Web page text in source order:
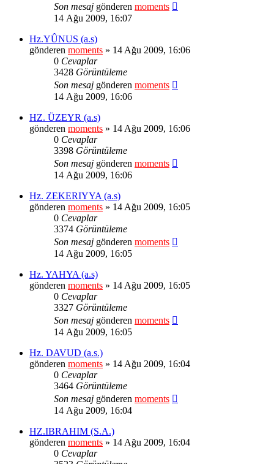
Son mesaj gönderen moments
14 Ağu 2009, 16:07
Hz.YÛNUS (a.s)
gönderen moments » 14 Ağu 2009, 16:06
0 Cevaplar
3428 Görüntüleme
Son mesaj gönderen moments
14 Ağu 2009, 16:06
HZ. ÜZEYR (a.s)
gönderen moments » 14 Ağu 2009, 16:06
0 Cevaplar
3398 Görüntüleme
Son mesaj gönderen moments
14 Ağu 2009, 16:06
Hz. ZEKERIYYA (a.s)
gönderen moments » 14 Ağu 2009, 16:05
0 Cevaplar
3374 Görüntüleme
Son mesaj gönderen moments
14 Ağu 2009, 16:05
Hz. YAHYA (a.s)
gönderen moments » 14 Ağu 2009, 16:05
0 Cevaplar
3327 Görüntüleme
Son mesaj gönderen moments
14 Ağu 2009, 16:05
Hz. DAVUD (a.s.)
gönderen moments » 14 Ağu 2009, 16:04
0 Cevaplar
3464 Görüntüleme
Son mesaj gönderen moments
14 Ağu 2009, 16:04
HZ.IBRAHIM (S.A.)
gönderen moments » 14 Ağu 2009, 16:04
0 Cevaplar